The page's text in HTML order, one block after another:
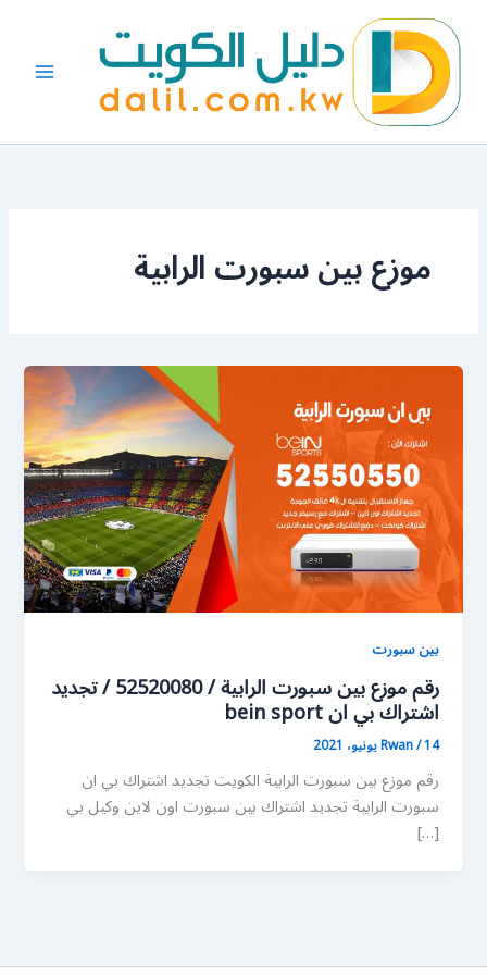
المحتوى
موزع بين سبورت الرابية
بين سبورت
رقم موزع بين سبورت الرابية / 52520080 / تجديد
اشتراك بي ان bein sport
Rwan/14 يونيو، 2021
رقم موزع بين سبورت الرابية الكويت تجديد اشتراك بي ان
سبورت الرابية تجديد اشتراك بين سبورت اون لاين وكيل بي
[…]